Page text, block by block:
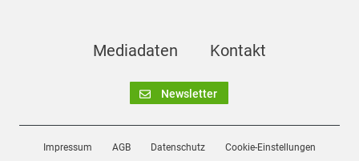
Mediadaten Kontakt
Newsletter
Impressum AGB Datenschutz Cookie-Einstellungen